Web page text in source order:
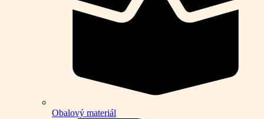
Obalový materiál